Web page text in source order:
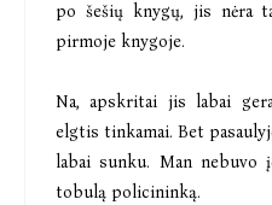
po šešių knygų, jis nėra
pirmoje knygoje.
Na, apskritai jis labai
elgtis tinkamai. Bet
labai sunku. Man
tobulą policininką.